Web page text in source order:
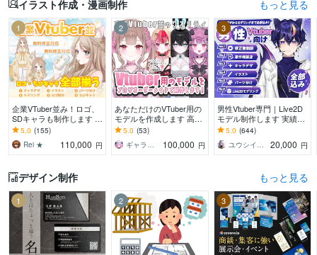
イラスト作成・漫画制作 もっと見る
1
企業VTuber並み！ロゴ、
SDキャラも制作します デ
ビュー徹底サポート！満
足いくまで修正無制限、
著作権譲渡
5.0 (155)
Rei ★
110,000 円
2
あなただけのVTuber用の
モデルを作成します 高ク
オリティな自分だけのモ
デルを作成させていただ
きます！
5.0 (53)
ギャラクシー 伊藤
100,000 円
3
男性Vtuber専門｜Live2D
モデル制作します 実績17
00件以上｜全工程対応・
著作権譲渡込｜初心者も
安心
5.0 (644)
ユウシイ＠Vtuber制作
20,000 円
デザイン制作 もっと見る
1 2 3